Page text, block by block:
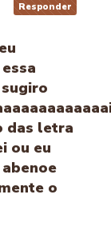
das letra
ou eu
o
Responder